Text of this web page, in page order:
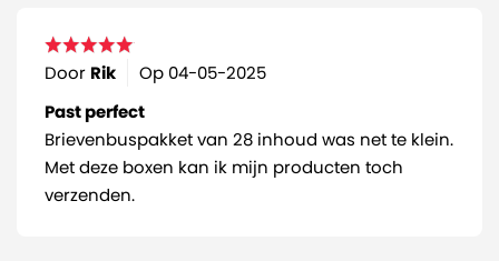
Door Rik Op 04-05-2025
Past perfect
Brievenbuspakket van 28 inhoud was net te klein.
Met deze boxen kan ik mijn producten toch
verzenden.